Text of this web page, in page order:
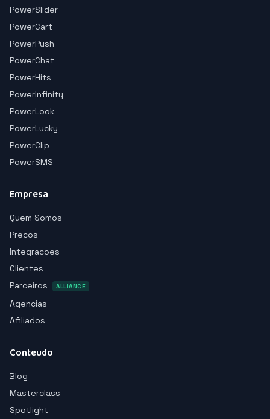
PowerSlider
PowerCart
PowerPush
PowerChat
PowerHits
PowerInfinity
PowerLook
PowerLucky
PowerClip
PowerSMS
Empresa
Quem Somos
Precos
Integracoes
Clientes
Parceiros
ALLIANCE
Agencias
Afiliados
Conteudo
Blog
Masterclass
Spotlight